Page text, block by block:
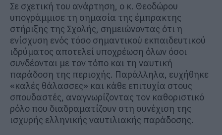
Σε σχετική του ανάρτηση, ο κ. Θεοδώρου
υπογράμμισε τη σημασία της έμπρακτης
στήριξης της Σχολής, σημειώνοντας ότι η
ενίσχυση ενός τόσο σημαντικού εκπαιδευτικού
ιδρύματος αποτελεί υποχρέωση όλων όσοι
συνδέονται με τον τόπο και τη ναυτική
παράδοση της περιοχής. Παράλληλα, ευχήθηκε
«καλές θάλασσες» και κάθε επιτυχία στους
σπουδαστές, αναγνωρίζοντας τον καθοριστικό
ρόλο που διαδραματίζουν στη συνέχιση της
ισχυρής ελληνικής ναυτιλιακής παράδοσης.